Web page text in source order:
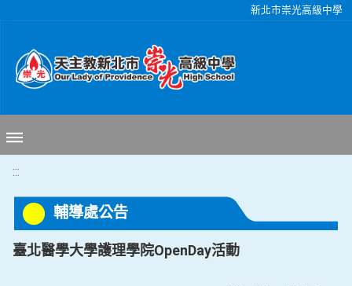
新北市崇光高級中學
:::
輔導處公告
臺北醫學大學護理學院OpenDay活動